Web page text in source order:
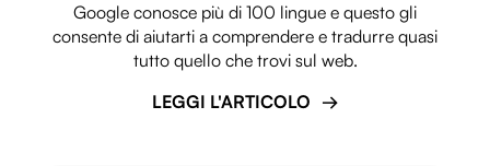
Google conosce più di 100 lingue e questo gli
consente di aiutarti a comprendere e tradurre quasi
tutto quello che trovi sul web.
LEGGI L'ARTICOLO